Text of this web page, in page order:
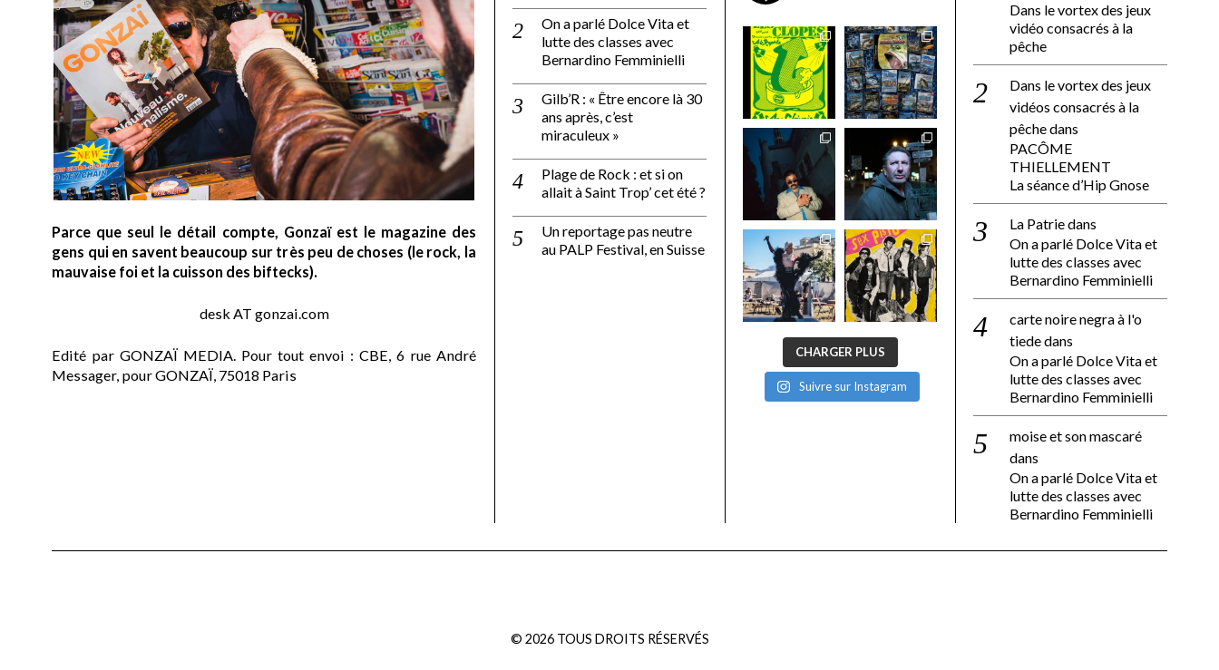
Parce que seul le détail compte, Gonzaï est le magazine des
gens qui en savent beaucoup sur très peu de choses (le rock, la
mauvaise foi et la cuisson des biftecks).
desk AT gonzai.com
Edité par GONZAÏ MEDIA. Pour tout envoi : CBE, 6 rue André
Messager, pour GONZAÏ, 75018 Paris
On a parlé Dolce Vita et
lutte des classes avec
Bernardino Femminielli
Gilb’R : « Être encore là 30
ans après, c’est
miraculeux »
Plage de Rock : et si on
allait à Saint Trop’ cet été ?
Un reportage pas neutre
au PALP Festival, en Suisse
CHARGER PLUS
Suivre sur Instagram
Dans le vortex des jeux
vidéo consacrés à la
pêche
Dans le vortex des jeux
vidéos consacrés à la
pêchedans
PACÔME
THIELLEMENT
La séance d’Hip Gnose
La Patriedans
On a parlé Dolce Vita et
lutte des classes avec
Bernardino Femminielli
carte noire negra à l'o
tiededans
On a parlé Dolce Vita et
lutte des classes avec
Bernardino Femminielli
moise et son mascaré
dans
On a parlé Dolce Vita et
lutte des classes avec
Bernardino Femminielli
© 2026TOUS DROITS RÉSERVÉS